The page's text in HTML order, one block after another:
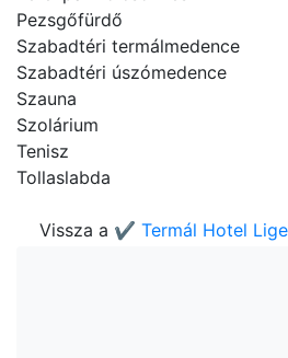
Pezsgőfürdő
Szabadtéri termálmedence
Szabadtéri úszómedence
Szauna
Szolárium
Tenisz
Tollaslabda
Vissza a ✔️ Termál Hotel